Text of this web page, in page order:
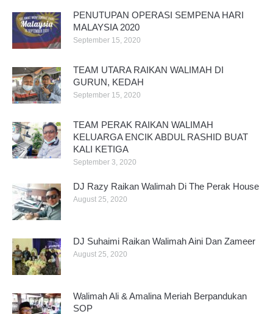
PENUTUPAN OPERASI SEMPENA HARI
MALAYSIA 2020
September 15, 2020
TEAM UTARA RAIKAN WALIMAH DI
GURUN, KEDAH
September 15, 2020
TEAM PERAK RAIKAN WALIMAH
KELUARGA ENCIK ABDUL RASHID BUAT
KALI KETIGA
September 3, 2020
DJ Razy Raikan Walimah Di The Perak House
August 25, 2020
DJ Suhaimi Raikan Walimah Aini Dan Zameer
August 25, 2020
Walimah Ali & Amalina Meriah Berpandukan
SOP